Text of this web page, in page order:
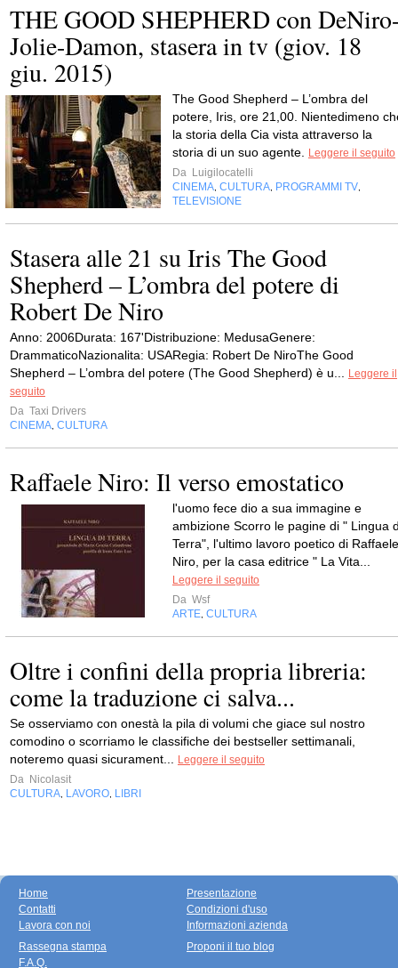
THE GOOD SHEPHERD con
Jolie-Damon, stasera in tv (giov. 18
giu. 2015)
The Good Shepherd – L’ombra del
potere, Iris, ore 21,00. Nientedimeno
la storia della Cia vista attraverso la
storia di un suo agente.
Leggere il seguito
Da Luigilocatelli
CINEMA CULTURA PROGRAMMI TV
TELEVISIONE
Stasera alle 21 su Iris The Good
Shepherd – L’ombra del potere di
Robert De Niro
Anno: 2006Durata: 167'Distribuzione: MedusaGenere:
DrammaticoNazionalita: USARegia: Robert De NiroThe Good
Shepherd – L’ombra del potere (The Good Shepherd) è u...
Leggere il
seguito
Da Taxi Drivers
CINEMA CULTURA
Raffaele Niro: Il verso emostatico
l'uomo fece dio a sua immagine e
ambizione Scorro le pagine di " Lingua
Terra", l'ultimo lavoro poetico di Raffaele
Niro, per la casa editrice " La Vita...
Leggere il seguito
Da Wsf
ARTE CULTURA
Oltre i confini della propria libreria:
come la traduzione ci salva...
Se osserviamo con onestà la pila di volumi che giace sul nostro
comodino o scorriamo le classifiche dei bestseller settimanali,
noteremo quasi sicurament...
Leggere il seguito
Da Nicolasit
CULTURA LAVORO LIBRI
Home
Contatti
Lavora con noi
Presentazione
Condizioni d'uso
Informazioni azienda
Rassegna stampa
F.A.Q.
Proponi il tuo blog